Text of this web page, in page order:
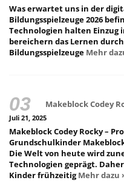
Was erwartet uns in der
Bildungsspielzeuge 2026
Technologien halten Einzug
bereichern das Lernen
Bildungsspielzeuge Mehr
Makeblock Codey
Juli 21, 2025
Makeblock Codey Rocky –
Grundschulkinder
Die Welt von heute wird
Technologien geprägt.
Kinder frühzeitigMehr dazu